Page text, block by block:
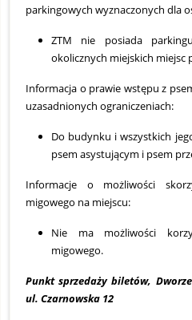
parkingowych wyznaczonych dla
ZTM nie posiada
okolicznych miejskich miejsc
Informacja o prawie wstępu z
uzasadnionych ograniczeniach:
Do budynku i wszystkich
psem asystującym i psem
Informacje o możliwości
migowego na miejscu:
Nie ma możliwości
migowego.
Punkt sprzedaży biletów,
ul. Czarnowska 12